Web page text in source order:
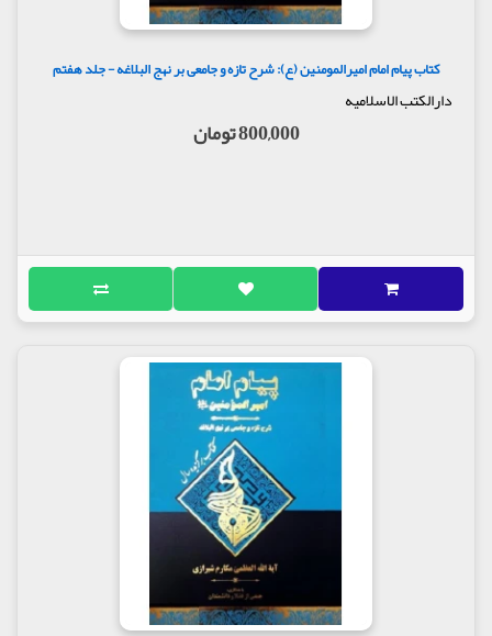
کتاب پیام امام امیرالمومنین (ع): شرح تازه و جامعی بر نهج البلاغه - جلد هفتم
دارالکتب الاسلامیه
800,000 تومان